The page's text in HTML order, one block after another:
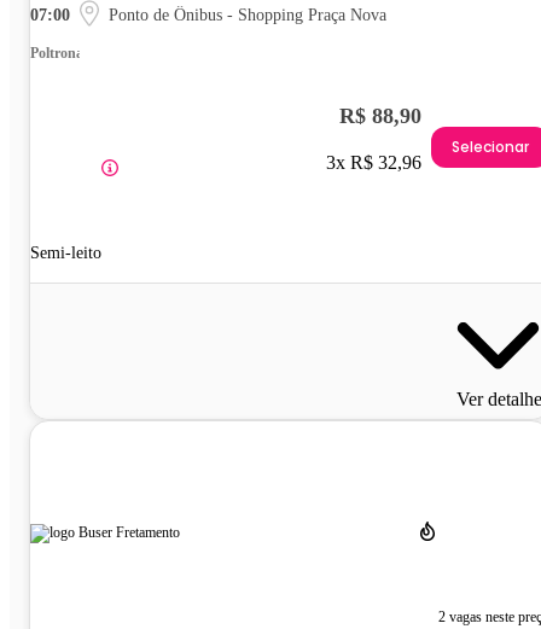
07:00 Ponto de Ônibus - Shopping Praça Nova
Poltrona
Semi-leito
R$ 88,90
3x R$ 32,96
Selecionar
Ver
2 vagas neste